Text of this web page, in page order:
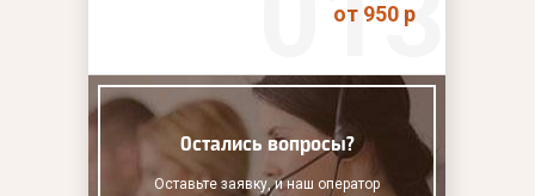
от 950 р
Остались вопросы?
Оставьте заявку, и наш оператор